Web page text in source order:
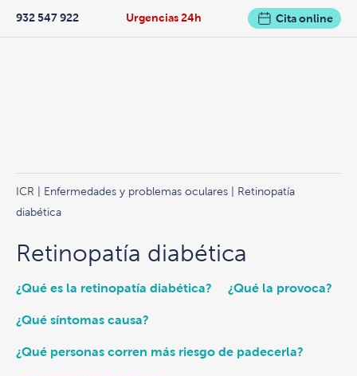
Urgencias 24h
932 547 922 Cita online
ICR Enfermedades y problemas oculares | Retinopatía
diabética
Retinopatía diabética
¿Qué es la retinopatía diabética? ¿Qué la provoca?
¿Qué síntomas causa?
¿Qué personas corren más riesgo de padecerla?